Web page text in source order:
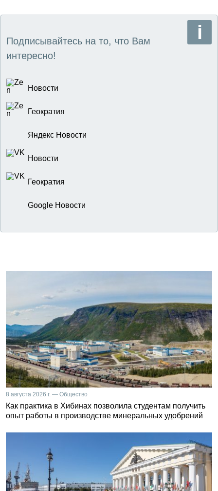
Подписывайтесь на то, что Вам
интересно!
Новости
Геократия
Яндекс Новости
Новости
Геократия
Google Новости
8 августа 2026 г. — Общество
Как практика в Хибинах позволила студентам получить
опыт работы в производстве минеральных удобрений